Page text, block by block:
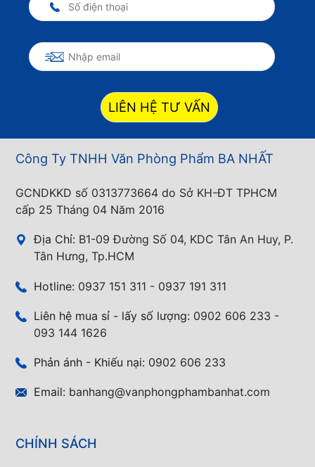
LIÊN HỆ TƯ VẤN
Công Ty TNHH Văn Phòng Phẩm BA NHẤT
GCNDKKD số 0313773664 do Sở KH-ĐT TPHCM
cấp 25 Tháng 04 Năm 2016
Địa Chỉ: B1-09 Đường Số 04, KDC Tân An Huy, P.
Tân Hưng, Tp.HCM
Hotline: 0937 151 311 - 0937 191 311
Liên hệ mua sỉ - lấy số lượng: 0902 606 233 -
093 144 1626
Phản ánh - Khiếu nại: 0902 606 233
Email: banhang@vanphongphambanhat.com
CHÍNH SÁCH